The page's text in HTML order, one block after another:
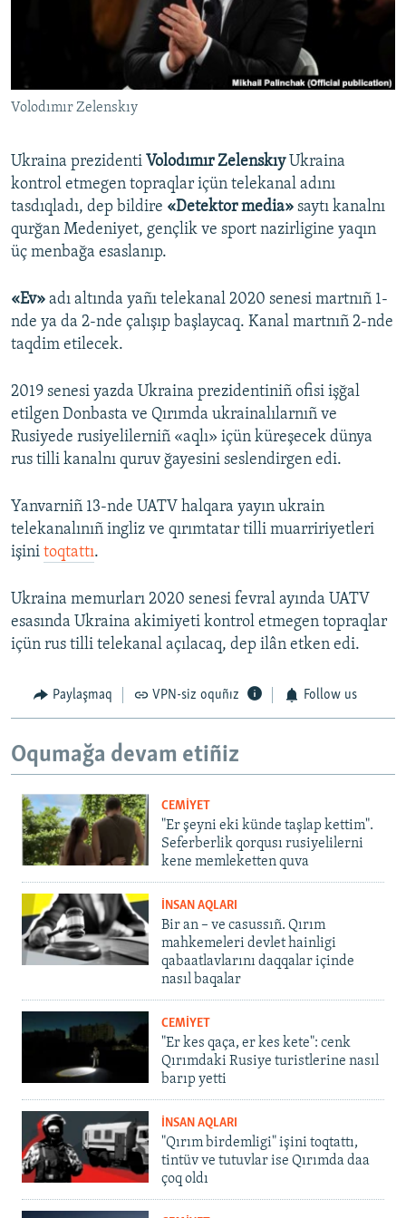
QOŞULIÑIZ!
RFE/RS bütün saytları
Volodımır Zelenskıy
Ukraina prezidenti Volodımır ZelenskıyUkraina
kontrol etmegen topraqlar içün telekanal adını
tasdıqladı, dep bildire «Detektor media» saytı kanalnı
qurğan Medeniyet, gençlik ve sport nazirligine yaqın
üç menbağa esaslanıp.
«Ev» adı altında yañı telekanal 2020 senesi martnıñ 1-
nde ya da 2-nde çalışıp başlaycaq. Kanal martnıñ 2-nde
taqdim etilecek.
2019 senesi yazda Ukraina prezidentiniñ ofisi işğal
etilgen Donbasta ve Qırımda ukrainalılarnıñ ve
Rusiyede rusiyelilerniñ «aqlı» içün küreşecek dünya
rus tilli kanalnı quruv ğayesini seslendirgen edi.
Yanvarniñ 13-nde UATV halqara yayın ukrain
telekanalınıñ ingliz ve qırımtatar tilli muarririyetleri
işini toqtattı.
Ukraina memurları 2020 senesi fevral ayında UATV
esasında Ukraina akimiyeti kontrol etmegen topraqlar
içün rus tilli telekanal açılacaq, dep ilân etken edi.
Paylaşmaq VPN-siz oquñız Follow us
Oqumağa devam etiñiz
CEMİYET
"Er şeyni eki künde taşlap kettim".
Seferberlik qorqusı rusiyelilerni
kene memleketten quva
İNSAN AQLARI
Bir an – ve casussıñ. Qırım
mahkemeleri devlet hainligi
qabaatlavlarını daqqalar içinde
nasıl baqalar
CEMİYET
"Er kes qaça, er kes kete": cenk
Qırımdaki Rusiye turistlerine nasıl
barıp yetti
İNSAN AQLARI
"Qırım birdemligi" işini toqtattı,
tintüv ve tutuvlar ise Qırımda daa
çoq oldı